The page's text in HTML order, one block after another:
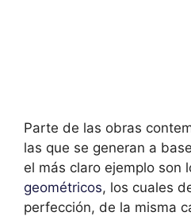
Parte de las obras
las que se generan a
el más claro ejemplo son
geométricos, los cuales
perfección, de la misma